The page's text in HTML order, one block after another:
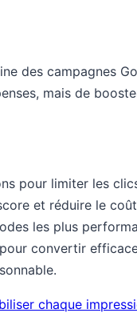
des campagnes
mais de
pour limiter les
et réduire le
les plus
convertir
chaque